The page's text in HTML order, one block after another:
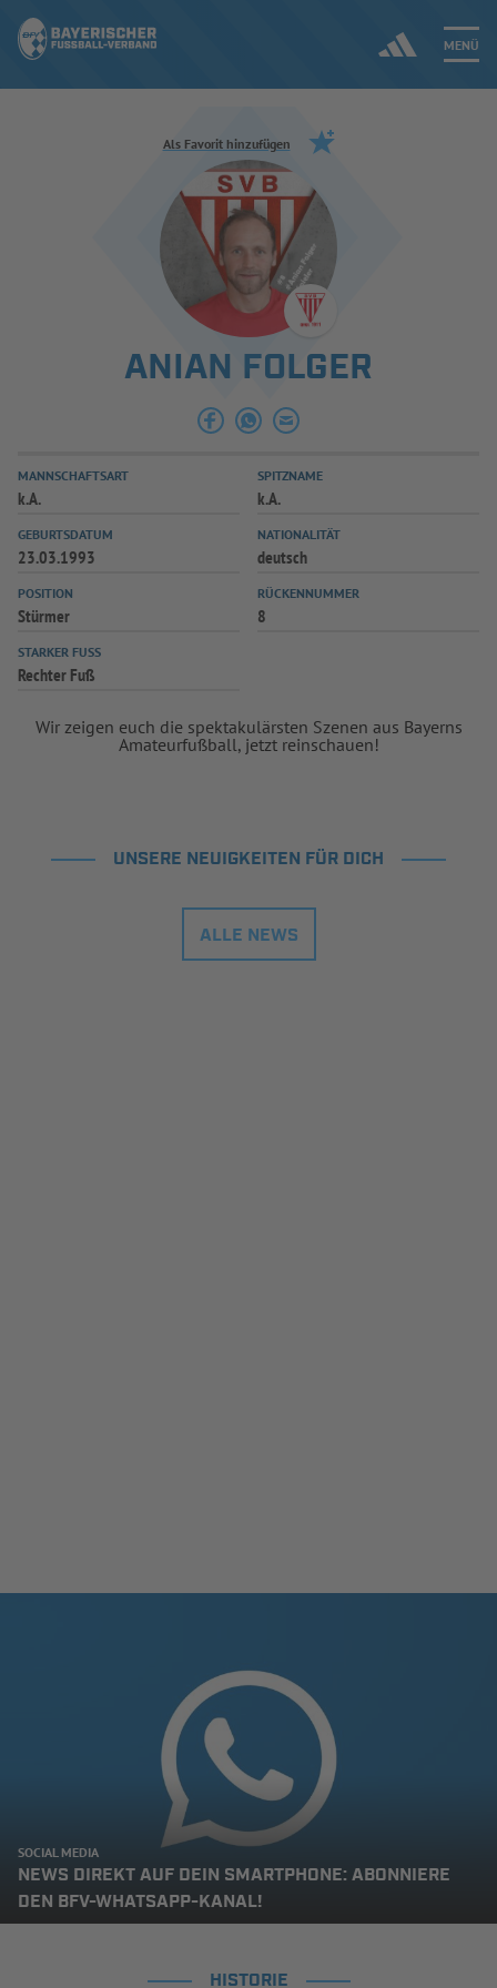
MENÜ
Jetzt einloggen
ERGEBNISSE & WETTBEWERBE
SPIELBETRIEB & VERBANDSLEBEN
AUSBILDUNG & FÖRDERUNG
SPIELPLUS
Als Favorit hinzufügen
ANIAN FOLGER
MANNSCHAFTSART
k.A.
SPITZNAME
k.A.
GEBURTSDATUM
23.03.1993
NATIONALITÄT
deutsch
POSITION
Stürmer
RÜCKENNUMMER
8
STARKER FUSS
Rechter Fuß
Wir zeigen euch die spektakulärsten Szenen aus Bayerns
Amateurfußball, jetzt reinschauen!
UNSERE NEUIGKEITEN FÜR DICH
ALLE NEWS
SOCIAL MEDIA
NEWS DIREKT AUF DEIN SMARTPHONE: ABONNIERE
DEN BFV-WHATSAPP-KANAL!
HISTORIE